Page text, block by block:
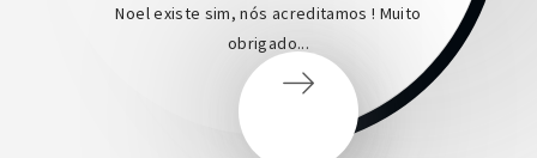
Noel existe sim, nós acreditamos ! Muito
obrigado...